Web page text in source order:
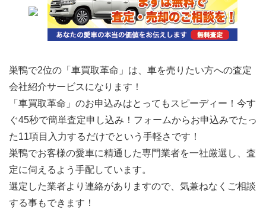
巣鴨で2位の「車買取革命」は、車を売りたい方への査定
会社紹介サービスになります！
「車買取革命」のお申込みはとってもスピーディー！今す
ぐ45秒で簡単査定申し込み！フォームからお申込みでたっ
た11項目入力するだけでという手軽さです！
巣鴨でお客様の愛車に精通した専門業者を一社厳選し、査
定に伺えるよう手配しています。
選定した業者より連絡がありますので、気兼ねなくご相談
する事もできます！